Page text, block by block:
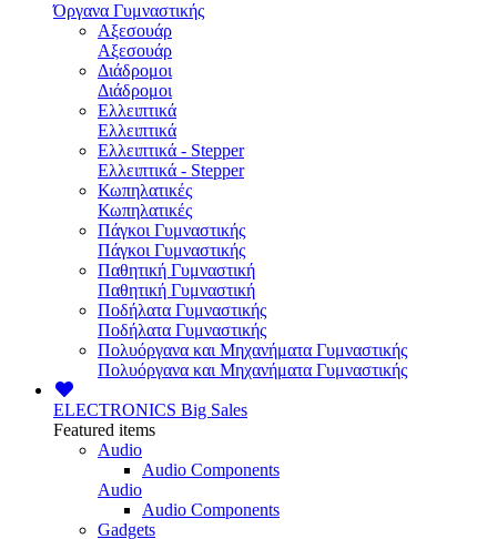
Όργανα Γυμναστικής
Αξεσουάρ
Αξεσουάρ
Διάδρομοι
Διάδρομοι
Ελλειπτικά
Ελλειπτικά
Ελλειπτικά - Stepper
Ελλειπτικά - Stepper
Κωπηλατικές
Κωπηλατικές
Πάγκοι Γυμναστικής
Πάγκοι Γυμναστικής
Παθητική Γυμναστική
Παθητική Γυμναστική
Ποδήλατα Γυμναστικής
Ποδήλατα Γυμναστικής
Πολυόργανα και Μηχανήματα Γυμναστικής
Πολυόργανα και Μηχανήματα Γυμναστικής
ELECTRONICS Big Sales
Featured items
Audio
Audio Components
Audio
Audio Components
Gadgets